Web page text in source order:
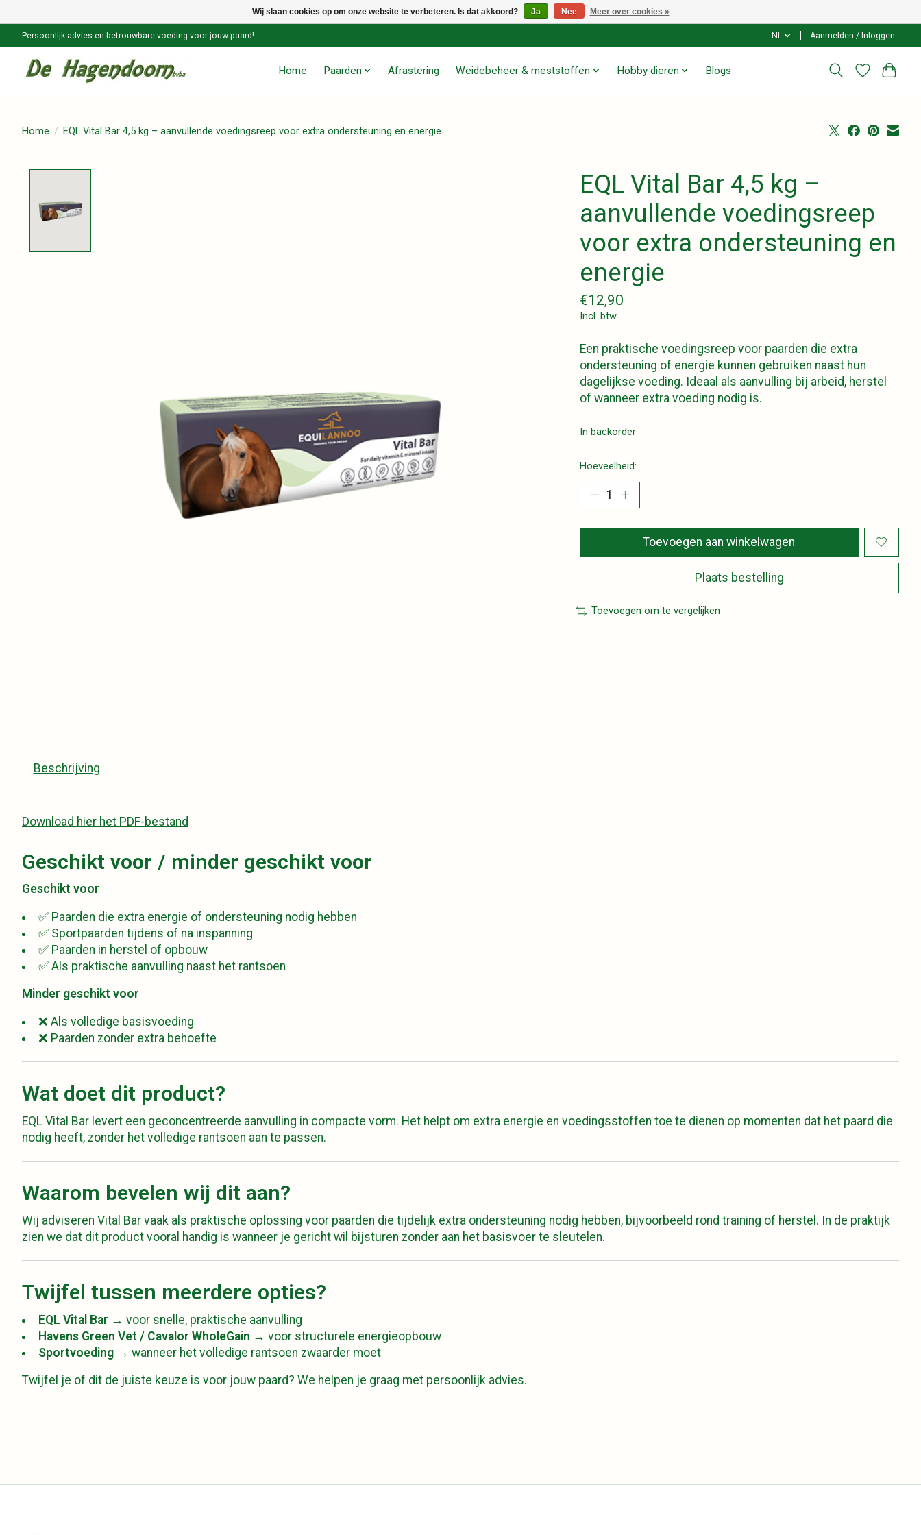
Persoonlijk advies en betrouwbare voeding voor jouw paard! NL Aanmelden / Inloggen
Home Paarden Afrastering Weidebeheer & meststoffen Hobby dieren Blogs
Home / EQL Vital Bar 4,5 kg – aanvullende voedingsreep voor extra ondersteuning en energie
EQL Vital Bar 4,5 kg –
aanvullende voedingsreep
voor extra ondersteuning en
energie
€12,90
Incl. btw
Een praktische voedingsreep voor paarden die extra
ondersteuning of energie kunnen gebruiken naast hun
dagelijkse voeding. Ideaal als aanvulling bij arbeid, herstel
of wanneer extra voeding nodig is.
In backorder
Hoeveelheid:
Toevoegen aan winkelwagen
Plaats bestelling
Toevoegen om te vergelijken
Beschrijving
Download hier het PDF-bestand
Geschikt voor / minder geschikt voor
Geschikt voor
✅ Paarden die extra energie of ondersteuning nodig hebben
✅ Sportpaarden tijdens of na inspanning
✅ Paarden in herstel of opbouw
✅ Als praktische aanvulling naast het rantsoen
Minder geschikt voor
❌ Als volledige basisvoeding
❌ Paarden zonder extra behoefte
Wat doet dit product?
EQL Vital Bar levert een geconcentreerde aanvulling in compacte vorm. Het helpt om extra energie en voedingsstoffen toe te dienen op momenten dat het paard die
nodig heeft, zonder het volledige rantsoen aan te passen.
Waarom bevelen wij dit aan?
Wij adviseren Vital Bar vaak als praktische oplossing voor paarden die tijdelijk extra ondersteuning nodig hebben, bijvoorbeeld rond training of herstel. In de praktijk
zien we dat dit product vooral handig is wanneer je gericht wil bijsturen zonder aan het basisvoer te sleutelen.
Twijfel tussen meerdere opties?
EQL Vital Bar → voor snelle, praktische aanvulling
Havens Green Vet / Cavalor WholeGain → voor structurele energieopbouw
Sportvoeding→ wanneer het volledige rantsoen zwaarder moet
Twijfel je of dit de juiste keuze is voor jouw paard? We helpen je graag met persoonlijk advies.
Wij slaan cookies op om onze website te verbeteren. Is dat akkoord? Ja Nee Meer over cookies »